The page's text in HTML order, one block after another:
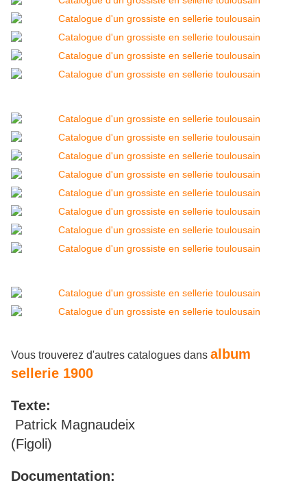
Vous trouverez d'autres catalogues dans album
sellerie 1900
Texte:
Patrick Magnaudeix
(Figoli)
Documentation: